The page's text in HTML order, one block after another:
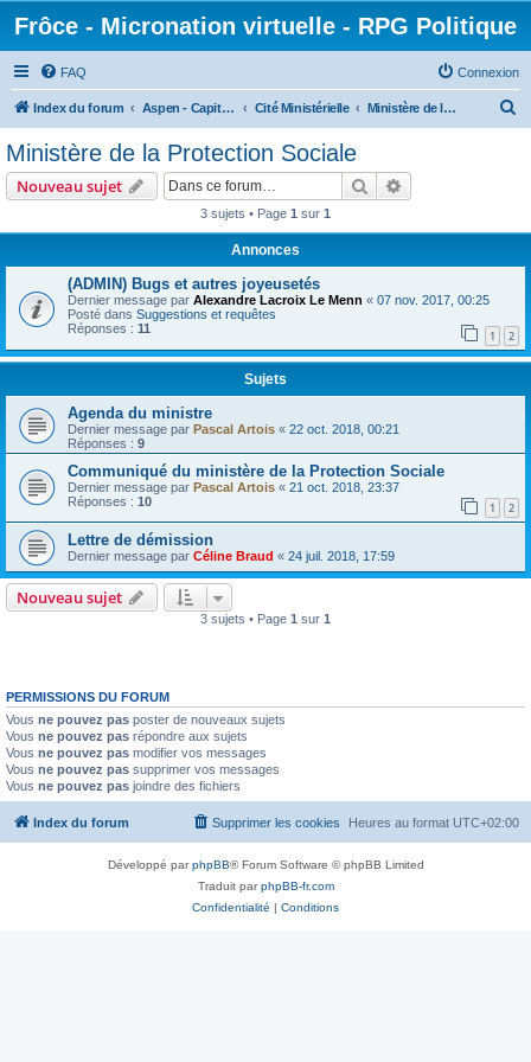
Frôce - Micronation virtuelle - RPG Politique
FAQ Connexion
Index du forum Aspen - Capitale Fédérale Cité Ministérielle Ministère de la Protection Sociale
r
Ministère de la Protection Sociale
Nouveau sujet Rechercher
3 sujets • Page 1 sur 1
Annonces
(ADMIN) Bugs et autres joyeusetés
Dernier message par Alexandre Lacroix Le Menn « 07 nov. 2017, 00:25
Posté dans Suggestions et requêtes
Réponses : 11 1 2
Sujets
Agenda du ministre
Dernier message par Pascal Artois « 22 oct. 2018, 00:21
Réponses : 9
Communiqué du ministère de la Protection Sociale
Dernier message par Pascal Artois « 21 oct. 2018, 23:37
Réponses : 10 1 2
Lettre de démission
Dernier message par Céline Braud « 24 juil. 2018, 17:59
Nouveau sujet
3 sujets • Page 1 sur 1
PERMISSIONS DU FORUM
Vous ne pouvez pas poster de nouveaux sujets
Vous ne pouvez pas répondre aux sujets
Vous ne pouvez pas modifier vos messages
Vous ne pouvez pas supprimer vos messages
Vous ne pouvez pas joindre des fichiers
Index du forum Heures au format UTC+02:00
Supprimer les cookies
Développé parphpBB® Forum Software © phpBB Limited
Traduit parphpBB-fr.com
Confidentialité | Conditions